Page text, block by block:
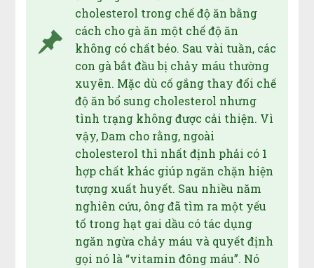
cholesterol trong chế độ ăn bằng
cách cho gà ăn một chế độ ăn
không có chất béo. Sau vài tuần, các
con gà bắt đầu bị chảy máu thường
xuyên. Mặc dù cố gắng thay đổi chế
độ ăn bổ sung cholesterol nhưng
tình trạng không được cải thiện. Vì
vậy, Dam cho rằng, ngoài
cholesterol thì nhất định phải có 1
hợp chất khác giúp ngăn chặn hiện
tượng xuất huyết. Sau nhiều năm
nghiên cứu, ông đã tìm ra một yếu
tố trong hạt gai dầu có tác dụng
ngăn ngừa chảy máu và quyết định
gọi nó là “vitamin đông máu”. Nó